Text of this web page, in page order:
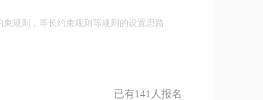
规则，等长约束规则等规则的设置思路
已有141人报名